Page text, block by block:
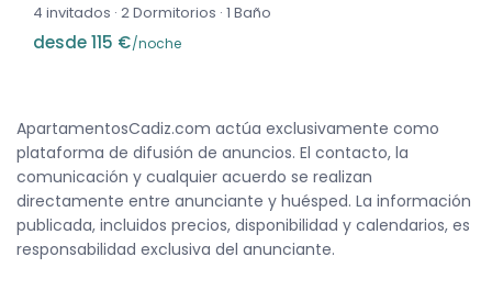
4 invitados · 2 Dormitorios · 1 Baño
desde 115 €/noche
ApartamentosCadiz.com actúa exclusivamente como
plataforma de difusión de anuncios. El contacto, la
comunicación y cualquier acuerdo se realizan
directamente entre anunciante y huésped. La información
publicada, incluidos precios, disponibilidad y calendarios, es
responsabilidad exclusiva del anunciante.